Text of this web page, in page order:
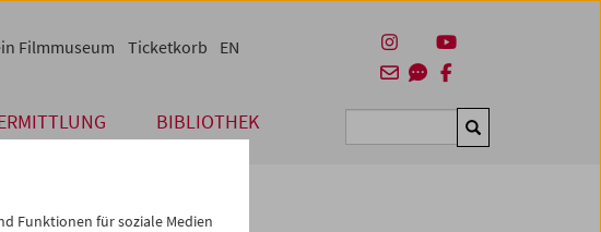
BIBLIOTHEK Suchen
Filmmuseum Ticketkorb EN
Funktionen für soziale Medien